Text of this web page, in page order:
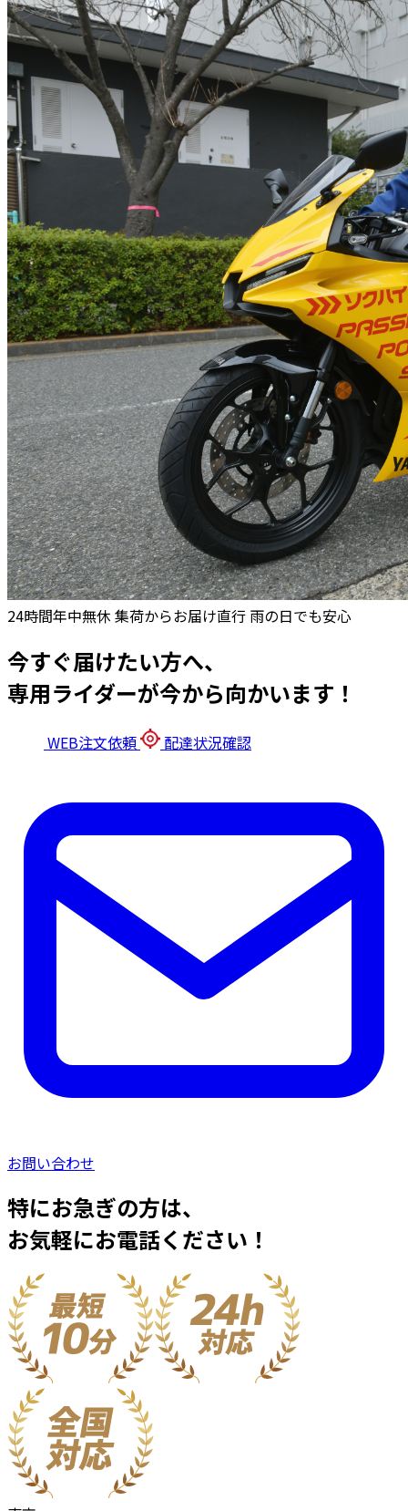
24時間年中無休 集荷からお届け直行 雨の日でも安心
今すぐ届けたい方へ、
専用ライダーが今から向かいます！
WEB注文依頼 配達状況確認
お問い合わせ
特にお急ぎの方は、
お気軽にお電話ください！